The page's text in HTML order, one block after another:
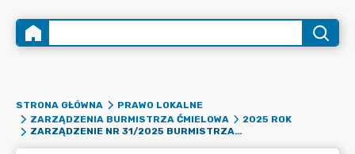
STRONA GŁÓWNA
PRAWO LOKALNE
ZARZĄDZENIA BURMISTRZA ĆMIELOWA
2025 ROK
ZARZĄDZENIE NR 31/2025 BURMISTRZA ĆMIELOWA Z DNIA 28 MARCA 2025 R. W SPRAWIE POWOŁANIA KOMISJI EGZAMINACYJNEJ DO ORGANIZOWANIA I PRZEPROWADZENIA EGZAMINU KOŃCZĄCEGO SŁUŻBĘ PRZYGOTOWAWCZĄ.